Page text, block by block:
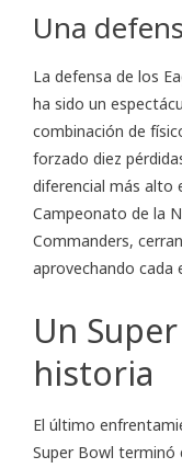
Una
La defensa de los
ha sido un
combinación de
forzado diez
diferencial más alto
Campeonato de la
Commanders,
aprovechando cada
Un
historia
El último
Super Bowl terminó